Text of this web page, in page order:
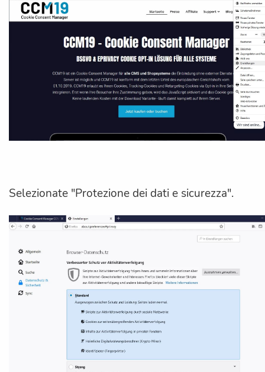
Selezionate "Protezione dei dati e sicurezza".